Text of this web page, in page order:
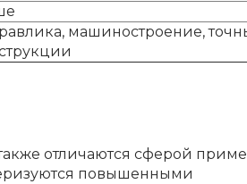
машиностроение,
отличаются сферой
повышенными